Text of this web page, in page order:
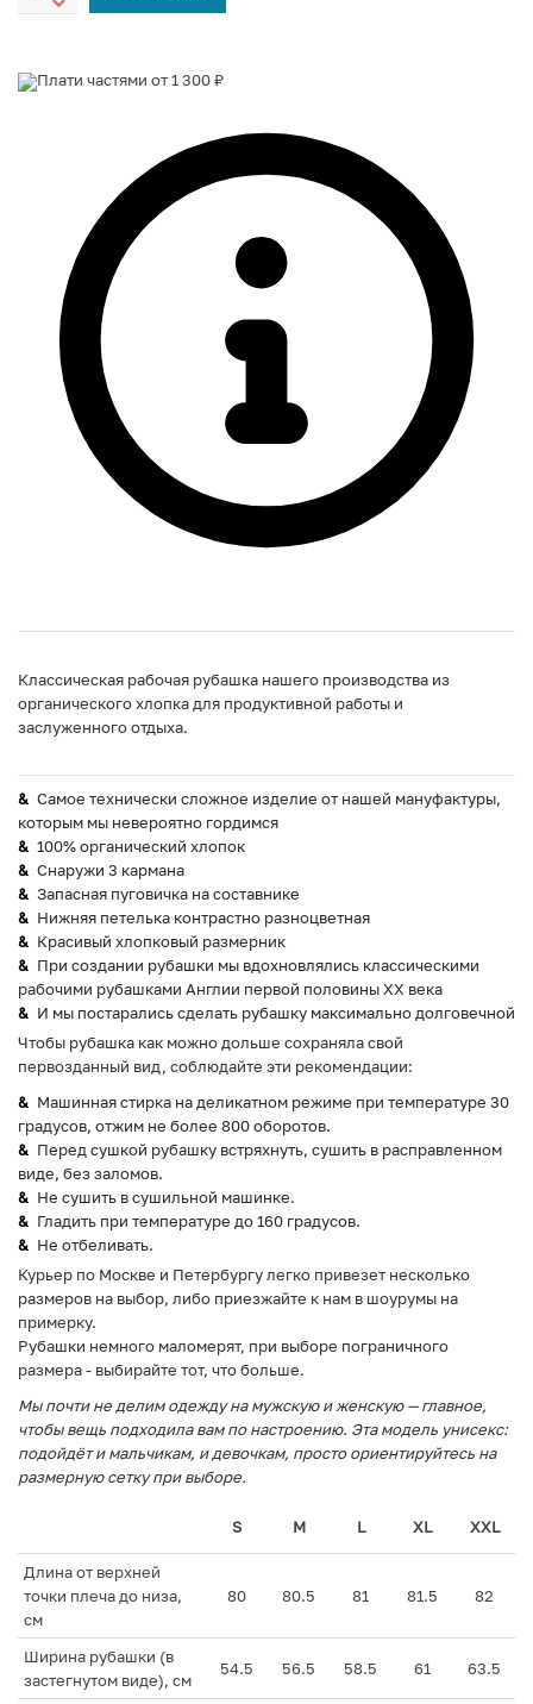
Плати частями от 1 300 ₽
Классическая рабочая рубашка нашего производства из
органического хлопка для продуктивной работы и
заслуженного отдыха.
Самое технически сложное изделие от нашей мануфактуры,
которым мы невероятно гордимся
100% органический хлопок
Снаружи 3 кармана
Запасная пуговичка на составнике
Нижняя петелька контрастно разноцветная
Красивый хлопковый размерник
При создании рубашки мы вдохновлялись классическими
рабочими рубашками Англии первой половины ХХ века
И мы постарались сделать рубашку максимально долговечной
Чтобы рубашка как можно дольше сохраняла свой
первозданный вид, соблюдайте эти рекомендации:
Машинная стирка на деликатном режиме при температуре 30
градусов, отжим не более 800 оборотов.
Перед сушкой рубашку встряхнуть, сушить в расправленном
виде, без заломов.
Не сушить в сушильной машинке.
Гладить при температуре до 160 градусов.
Не отбеливать.
Курьер по Москве и Петербургу легко привезет несколько
размеров на выбор, либо приезжайте к нам в шоурумы на
примерку.
Рубашки немного маломерят, при выборе пограничного
размера - выбирайте тот, что больше.
Мы почти не делим одежду на мужскую и женскую — главное,
чтобы вещь подходила вам по настроению. Эта модель унисекс:
подойдёт и мальчикам, и девочкам, просто ориентируйтесь на
размерную сетку при выборе.
S M L XL XXL
Длина от верхней
точки плеча до низа,
см
80 80.5 81 81.5 82
Ширина рубашки (в
застегнутом виде), см
54.5 56.5 58.5 61 63.5